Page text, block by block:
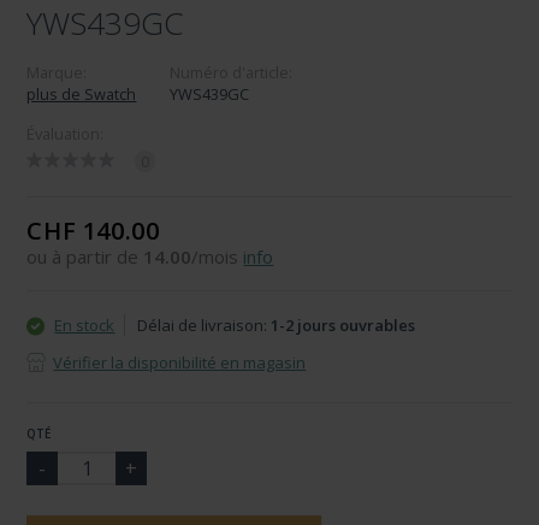
YWS439GC
plus de Swatch
YWS439GC
CHF 140.00
ou à partir de 14.00/mois info
En stock Délai de livraison: 1-2 jours ouvrables
Vérifier la disponibilité en magasin
QTÉ